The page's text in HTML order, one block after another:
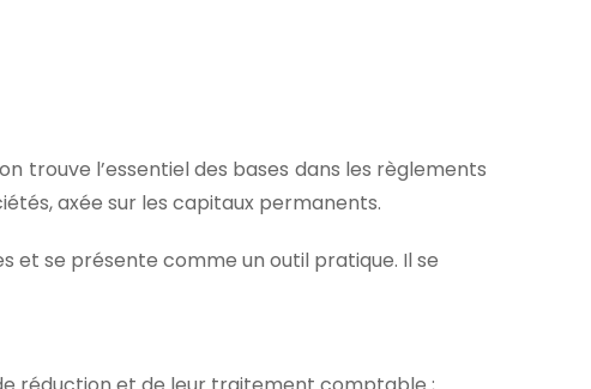
trouve l’essentiel des bases dans les règlements
axée sur les capitaux permanents.
et se présente comme un outil pratique. Il se